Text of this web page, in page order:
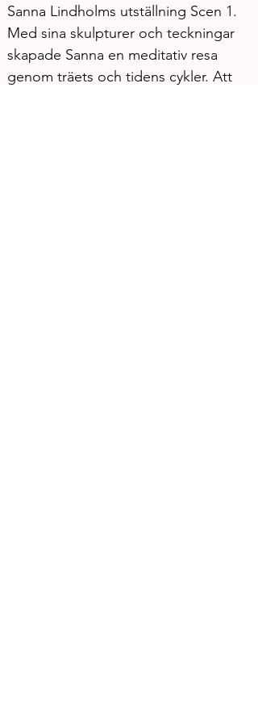
Sanna Lindholms utställning Scen 1.
Med sina skulpturer och teckningar
skapade Sanna en meditativ resa
genom träets och tidens cykler. Att